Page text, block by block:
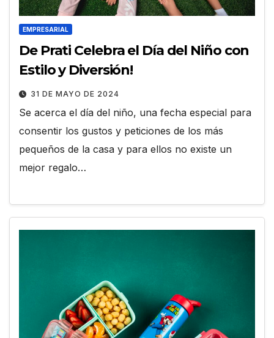
EMPRESARIAL
De Prati Celebra el Día del Niño con
Estilo y Diversión!
31 DE MAYO DE 2024
Se acerca el día del niño, una fecha especial para
consentir los gustos y peticiones de los más
pequeños de la casa y para ellos no existe un
mejor regalo…